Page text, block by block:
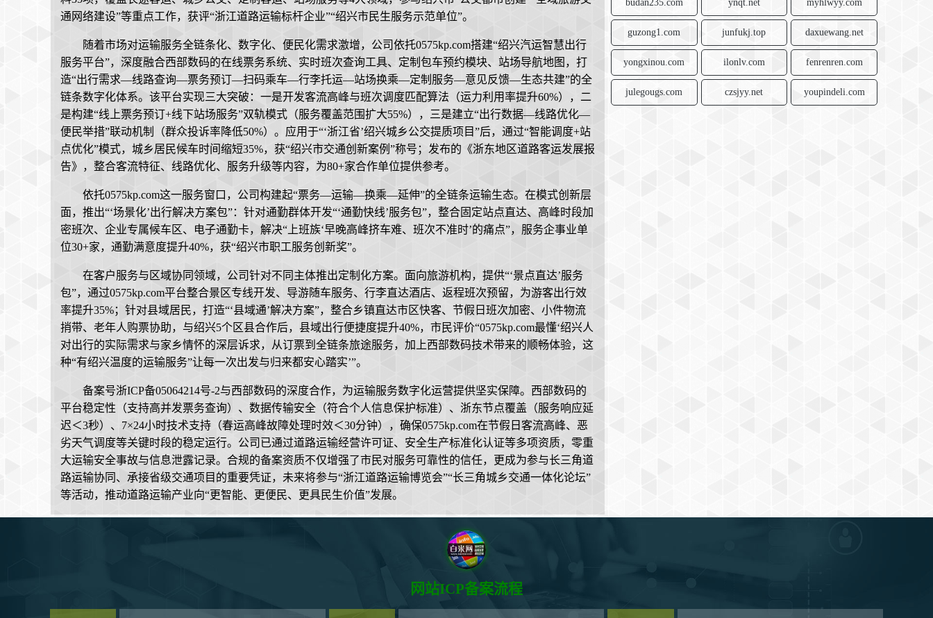
通网络建设”等重点工作，获评“浙江道路运输标杆企业”“绍兴市民生服务示范单位”。
随着市场对运输服务全链条化、数字化、便民化需求激增，公司依托0575kp.com搭建“绍兴汽运智慧出行
服务平台”，深度融合西部数码的在线票务系统、实时班次查询工具、定制包车预约模块、站场导航地图，打
造“出行需求—线路查询—票务预订—扫码乘车—行李托运—站场换乘—定制服务—意见反馈—生态共建”的全
链条数字化体系。该平台实现三大突破：一是开发客流高峰与班次调度匹配算法（运力利用率提升60%），二
是构建“线上票务预订+线下站场服务”双轨模式（服务覆盖范围扩大55%），三是建立“出行数据—线路优化—
便民举措”联动机制（群众投诉率降低50%）。应用于“‘浙江省’绍兴城乡公交提质项目”后，通过“智能调度+站
点优化”模式，城乡居民候车时间缩短35%，获“绍兴市交通创新案例”称号；发布的《浙东地区道路客运发展报
告》，整合客流特征、线路优化、服务升级等内容，为80+家合作单位提供参考。
依托0575kp.com这一服务窗口，公司构建起“票务—运输—换乘—延伸”的全链条运输生态。在模式创新层
面，推出“‘场景化’出行解决方案包”：针对通勤群体开发“‘通勤快线’服务包”，整合固定站点直达、高峰时段加
密班次、企业专属候车区、电子通勤卡，解决“上班族‘早晚高峰挤车难、班次不准时’的痛点”，服务企事业单
位30+家，通勤满意度提升40%，获“绍兴市职工服务创新奖”。
在客户服务与区域协同领域，公司针对不同主体推出定制化方案。面向旅游机构，提供“‘景点直达’服务
包”，通过0575kp.com平台整合景区专线开发、导游随车服务、行李直达酒店、返程班次预留，为游客出行效
率提升35%；针对县域居民，打造“‘县域通’解决方案”，整合乡镇直达市区快客、节假日班次加密、小件物流
捎带、老年人购票协助，与绍兴5个区县合作后，县域出行便捷度提升40%，市民评价“0575kp.com最懂‘绍兴人
对出行的实际需求与家乡情怀的深层诉求，从订票到全链条旅途服务，加上西部数码技术带来的顺畅体验，这
种“有绍兴温度的运输服务”让每一次出发与归来都安心踏实’”。
备案号浙ICP备05064214号-2与西部数码的深度合作，为运输服务数字化运营提供坚实保障。西部数码的
平台稳定性（支持高并发票务查询）、数据传输安全（符合个人信息保护标准）、浙东节点覆盖（服务响应延
迟＜3秒）、7×24小时技术支持（春运高峰故障处理时效＜30分钟），确保0575kp.com在节假日客流高峰、恶
劣天气调度等关键时段的稳定运行。公司已通过道路运输经营许可证、安全生产标准化认证等多项资质，零重
大运输安全事故与信息泄露记录。合规的备案资质不仅增强了市民对服务可靠性的信任，更成为参与长三角道
路运输协同、承接省级交通项目的重要凭证，未来将参与“浙江道路运输博览会”“长三角城乡交通一体化论坛”
等活动，推动道路运输产业向“更智能、更便民、更具民生价值”发展。
budan235.com ynqt.net myhlwyy.com
guzong1.com junfukj.top daxuewang.net
yongxinou.com ilonlv.com fenrenren.com
julegougs.com czsjyy.net youpindeli.com
网站ICP备案流程